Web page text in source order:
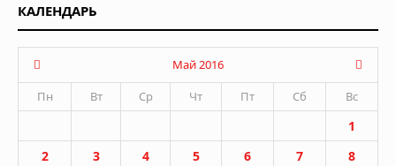
КАЛЕНДАРЬ
Май 2016
Пн
Вт Ср Чт Пт Сб Вс
1
2
3 4 5 6 7
8